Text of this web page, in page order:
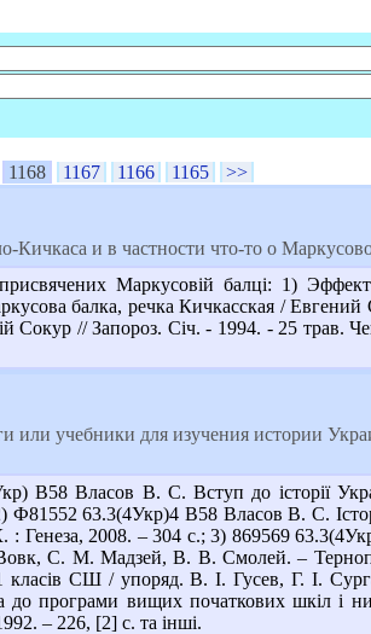
1168 1167 1166 1165
>>
Кичкаса и в частности что-то о
Маркусовій балці: 1)
балка, речка Кичкасская /
// Запороз. Січ. - 1994. - 25 трав.
или учебники для изучения истории
В58 Власов В. С. Вступ до історії
63.3(4Укр)4 В58 Власов В. С.
Генеза, 2008. – 304 с.; 3) 869569
С. М. Мадзей, В. В. Смолей. –
класів СШ / упоряд. В. І. Гусев, Г. І.
програми вищих початкових шкіл і
– 226, [2] с. та інші.